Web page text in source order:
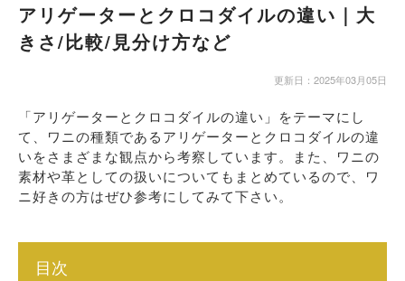
アリゲーターとクロコダイルの違い｜大
きさ/比較/見分け方など
更新日：2025年03月05日
「アリゲーターとクロコダイルの違い」をテーマにし
て、ワニの種類であるアリゲーターとクロコダイルの違
いをさまざまな観点から考察しています。また、ワニの
素材や革としての扱いについてもまとめているので、ワ
ニ好きの方はぜひ参考にしてみて下さい。
目次